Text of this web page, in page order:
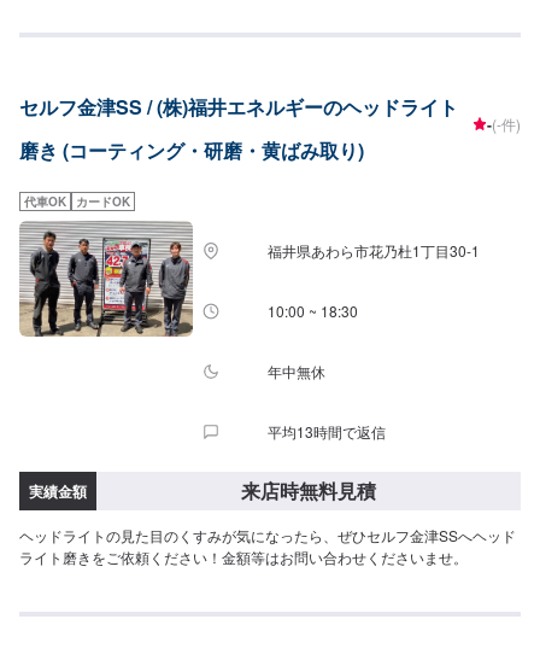
セルフ金津SS / (株)福井エネルギーのヘッドライト
磨き (コーティング・研磨・黄ばみ取り)
-(-件)
代車OK カードOK
福井県あわら市花乃杜1丁目30-1
10:00 ~ 18:30
年中無休
平均13時間で返信
実績金額 来店時無料見積
ヘッドライトの見た目のくすみが気になったら、ぜひセルフ金津SSへヘッド
ライト磨きをご依頼ください！金額等はお問い合わせくださいませ。